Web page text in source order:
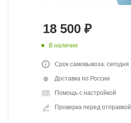
18 500 ₽
В наличии
Срок самовывоза: сегодня
Доставка по России
Помощь с настройкой
Проверка перед отправкой